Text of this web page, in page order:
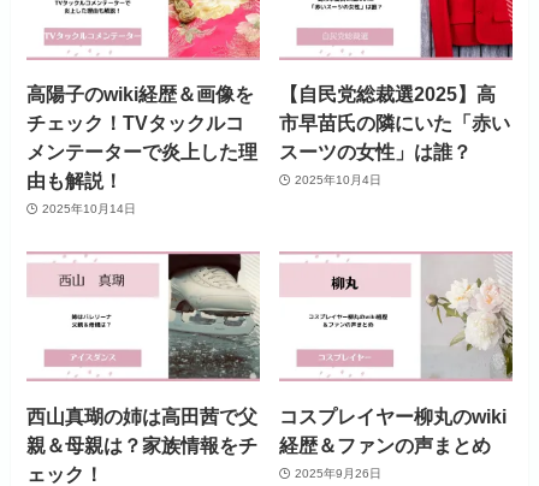
高陽子のwiki経歴＆画像を
チェック！TVタックルコ
メンテーターで炎上した理
由も解説！
2025年10月14日
【自民党総裁選2025】高
市早苗氏の隣にいた「赤い
スーツの女性」は誰？
2025年10月4日
西山真瑚の姉は高田茜で父
親＆母親は？家族情報をチ
ェック！
コスプレイヤー柳丸のwiki
経歴＆ファンの声まとめ
2025年9月26日